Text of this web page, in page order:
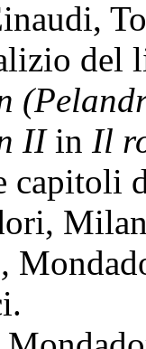
del
IIin Il
capitoli